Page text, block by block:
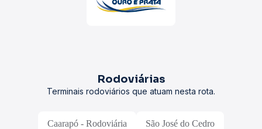
Rodoviárias
Terminais rodoviários que atuam nesta rota.
Caarapó - Rodoviária São José do Cedro